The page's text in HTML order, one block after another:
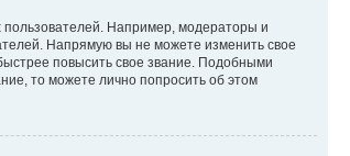
Например, модераторы и
Напрямую вы не можете изменить свое
повысить свое звание. Подобными
то можете лично попросить об этом